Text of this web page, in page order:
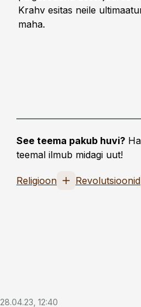
Krahv esitas neile
maha.
See teema pakub huvi?
teemal ilmub midagi uut!
Religioon Revolutsioonid
28.04.23, 12:40